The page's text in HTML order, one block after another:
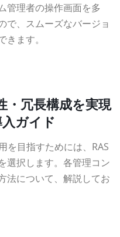
管理者の操作画面を多
で、スムーズなバージョ
ます。
・冗長構成を実現
ガイド
を目指すためには、RAS
選択します。各管理コン
法について、解説してお